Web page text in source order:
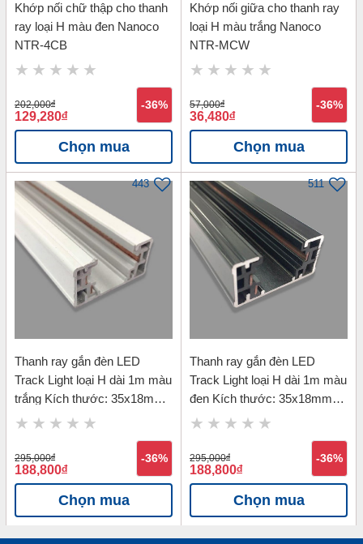
Khớp nối chữ thập cho thanh
ray loại H màu đen Nanoco
NTR-4CB
202,000đ
129,280đ
-36%
Chọn mua
Khớp nối giữa cho thanh ray
loại H màu trắng Nanoco
NTR-MCW
57,000đ
36,480đ
-36%
Chọn mua
443
Thanh ray gắn đèn LED
Track Light loại H dài 1m màu
trắng Kích thước: 35x18mm
Nanoco NTR-HR1W
295,000đ
188,800đ
-36%
Chọn mua
511
Thanh ray gắn đèn LED
Track Light loại H dài 1m màu
đen Kích thước: 35x18mm
Nanoco NTR-HR1B
295,000đ
188,800đ
-36%
Chọn mua